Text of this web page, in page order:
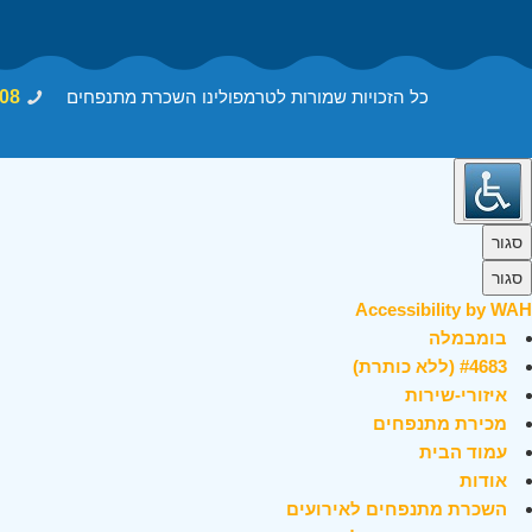
כל הזכויות שמורות לטרמפולינו השכרת מתנפחים
סגור
סגור
Accessibility by WAH
בומבמלה
#4683 (ללא כותרת)
איזורי-שירות
מכירת מתנפחים
עמוד הבית
אודות
השכרת מתנפחים לאירועים